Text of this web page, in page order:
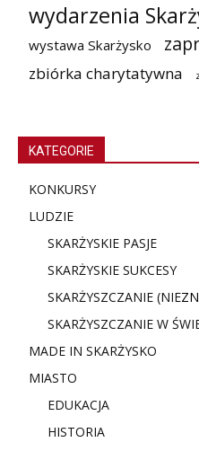
wydarzenia
wystawa Skarżysko
zbiórka charytatywna
KATEGORIE
KONKURSY
LUDZIE
SKARŻYSKIE PASJE
SKARŻYSKIE SUKCESY
SKARŻYSZCZANIE (NIE
SKARŻYSZCZANIE W
MADE IN SKARŻYSKO
MIASTO
EDUKACJA
HISTORIA